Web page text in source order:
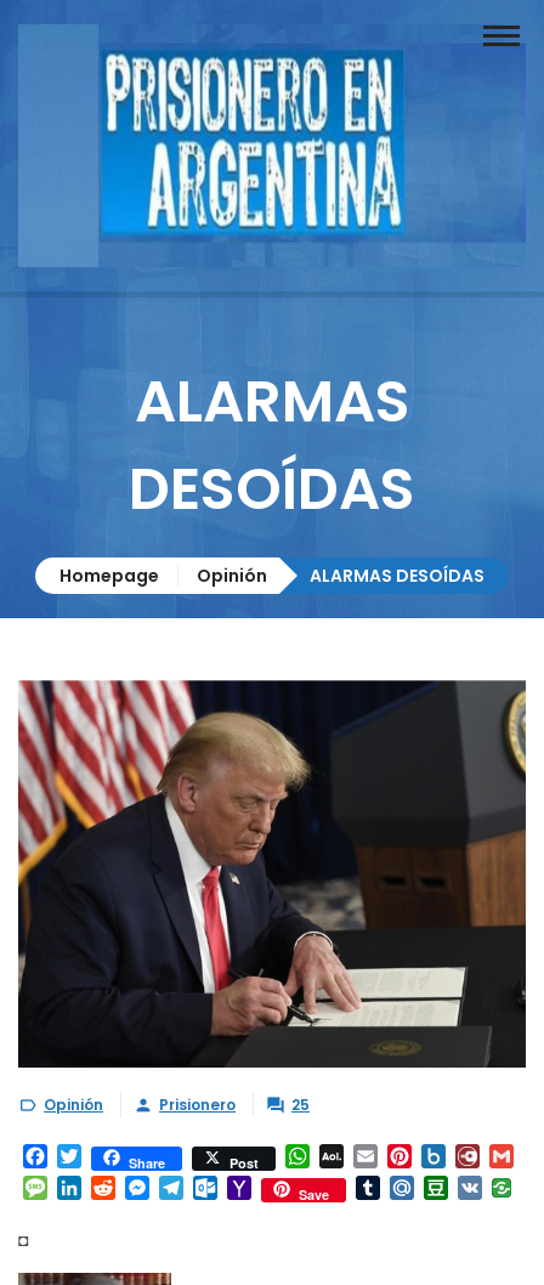
Buscador
Documentos
Columnistas
ALARMAS
DESOÍDAS
Homepage Opinión ALARMAS DESOÍDAS
 Opinión  Prisionero  25
Facebook
TwitterShare Post WhatsApp
AOL
Mail
Email Pinterest
Box.net
Message
LinkedInRedditMessenger
TelegramOutlook.com
YahooSave TumblrMail.RuDouban
VK
◘